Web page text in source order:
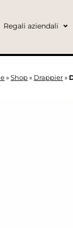
Regali aziendali
» Shop » Drappier »